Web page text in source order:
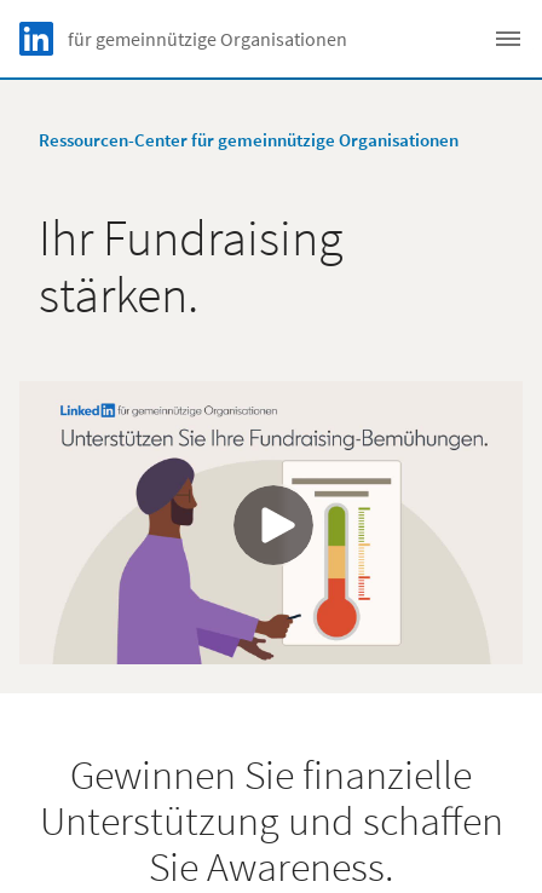
Skip to main content
LinkedIn Logo
für gemeinnützige Organisationen
Ressourcen-Center für gemeinnützige Organisationen
Ihr Fundraising
stärken.
Gewinnen Sie finanzielle
Unterstützung und schaffen
Sie Awareness.